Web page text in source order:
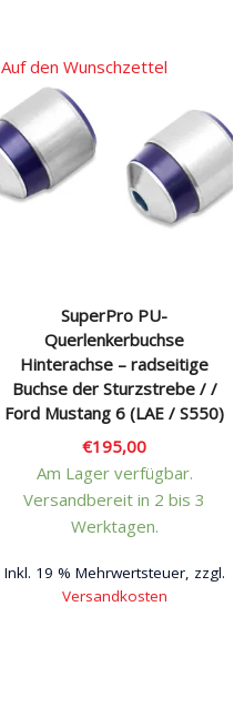
SuperPro PU-
Querlenkerbuchse
Hinterachse – radseitige
Buchse der Sturzstrebe / /
Ford Mustang 6 (LAE / S550)
€195,00
Am Lager verfügbar.
Versandbereit in 2 bis 3
Werktagen.
Inkl. 19 % Mehrwertsteuer, zzgl.
Versandkosten
Auf den Wunschzettel